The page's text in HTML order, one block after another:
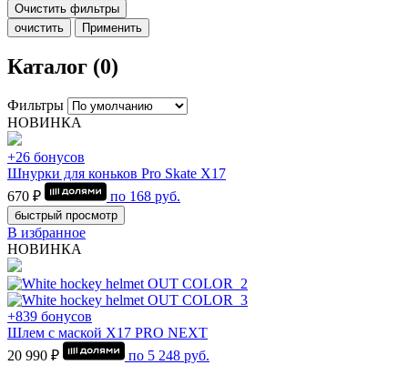
Очистить фильтры
очистить
Применить
Каталог (0)
Фильтры
НОВИНКА
+26 бонусов
Шнурки для коньков Pro Skate Х17
670 ₽
по 168 руб.
быстрый просмотр
В избранное
НОВИНКА
+839 бонусов
Шлем с маской Х17 PRO NEXT
20 990 ₽
по 5 248 руб.